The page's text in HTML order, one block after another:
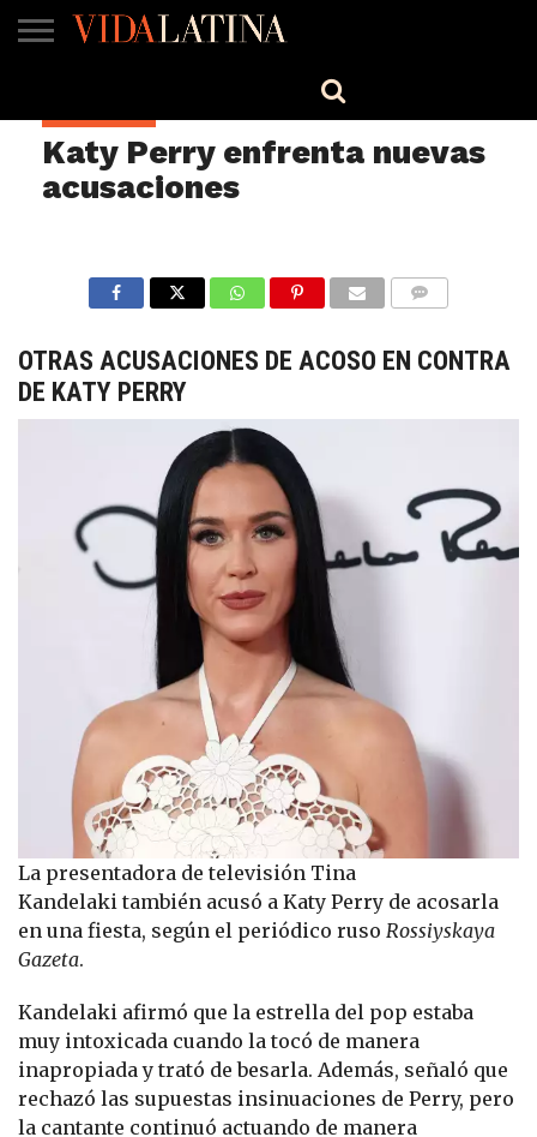
TV
Katy Perry enfrenta nuevas
acusaciones
OTRAS ACUSACIONES DE ACOSO EN CONTRA
DE KATY PERRY
La presentadora de televisión Tina
Kandelaki también acusó a Katy Perry de acosarla
en una fiesta, según el periódico ruso Rossiyskaya
Gazeta.
Kandelaki afirmó que la estrella del pop estaba
muy intoxicada cuando la tocó de manera
inapropiada y trató de besarla. Además, señaló que
rechazó las supuestas insinuaciones de Perry, pero
la cantante continuó actuando de manera